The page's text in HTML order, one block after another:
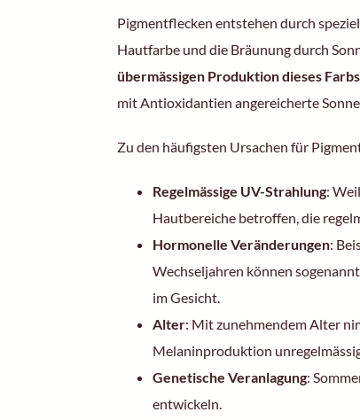
Pigmentflecken entstehen durch
Hautfarbe und die Bräunung durch
übermässigen Produktion dieses
mit Antioxidantien angereicherte
Zu den häufigsten Ursachen für
Regelmässige UV-Strahlung:
Hautbereiche betroffen, die
Hormonelle Veränderungen:
Wechseljahren können
im Gesicht.
Alter: Mit zunehmendem Alter
Melaninproduktion
Genetische Veranlagung:
entwickeln.